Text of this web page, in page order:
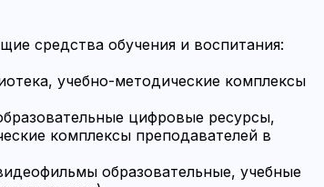
средства обучения и воспитания:
учебно-методические комплексы
цифровые ресурсы,
комплексы преподавателей в
образовательные, учебные